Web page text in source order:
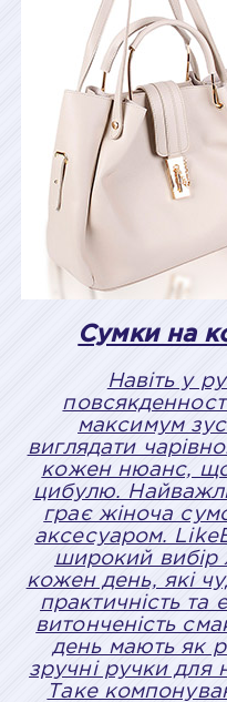
Сумки на
Навіть у
максимум
виглядати
кожен нюанс,
цибулю.
грає жіноча
аксесуаром.
широкий вибір
кожен день, які
практичність та
витонченість
день мають як
зручні ручки для
Таке